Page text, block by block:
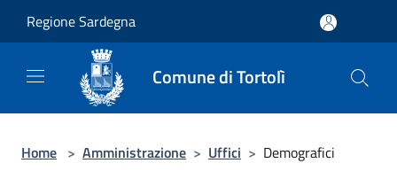
Regione Sardegna
Comune di Tortolì
Home > Amministrazione > Uffici > Demografici